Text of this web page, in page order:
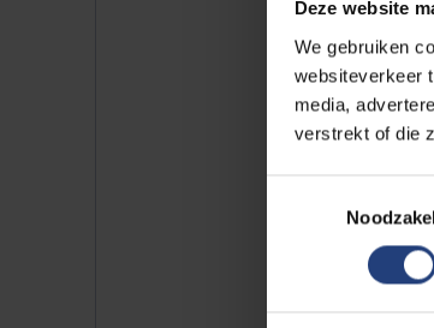
Deze website
We gebruiken
websiteverkeer
media,
verstrekt of die
Kids die op
business as
onder de
woorden zoveel
mogelijk ook
professor
leenwoorden
zal niemand zich